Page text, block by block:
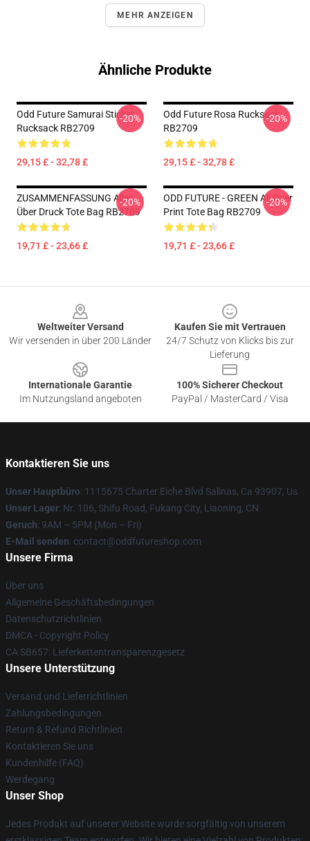
MEHR ANZEIGEN
Ähnliche Produkte
Odd Future Samurai Sticker
Rucksack RB2709
29,15 £ - 32,78 £
-20%
Odd Future Rosa Rucksack
RB2709
29,15 £ - 32,78 £
-20%
ZUSAMMENFASSUNG Alles
Über Druck Tote Bag RB2709
19,71 £ - 23,66 £
-20%
ODD FUTURE - GREEN All Over
Print Tote Bag RB2709
19,71 £ - 23,66 £
-20%
Weltweiter Versand
Wir versenden in über 200 Länder
Kaufen Sie mit Vertrauen
24/7 Schutz von Klicks bis zur
Lieferung
Internationale Garantie
Im Nutzungsland angeboten
100% Sicherer Checkout
PayPal / MasterCard / Visa
Kontaktieren Sie uns
Unser Hauptbüro: 1115675 Charter Eiche Blvd Salinas, Ca 93907, Us
Unser Lager: Nr. 106, Shifu Road, Fukang City, Liaoning, CN
Geruch: 9AM – 5PM (Mon – Fri)
E-Mail senden: contact@oddfutureshop.com
Unsere Firma
Über uns
Allgemeine Geschäftsbedingungen
Datenschutzrichtlinien
DMCA - Copyright Policy
CA SB657: Lieferkettentransparenzgesetz
Unsere Unterstützung
Versand und Lieferrichtlinien
Zahlungsbedingungen
Return & Refund Richtlinien
Kontaktieren Sie uns
Kundenhilfe (FAQ)
Werdegang
Unser Shop
Jedes Produkt auf unserer Website wurde sorgfältig von unserem